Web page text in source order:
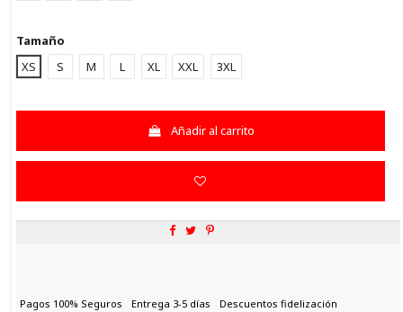
Tamaño
XS
S M L XL XXL 3XL
Añadir al carrito
Pagos 100% Seguros Entrega 3-5 días Descuentos fidelización